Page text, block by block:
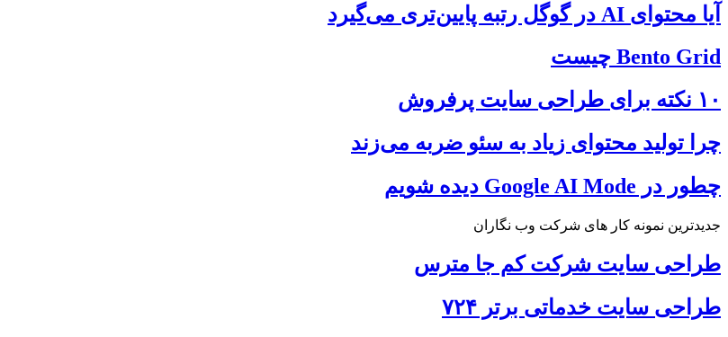
آیا محتوای AI در گوگل رتبه پایین‌تری می‌گیرد
Bento Grid چیست
۱۰ نکته برای طراحی سایت پرفروش
چرا تولید محتوای زیاد به سئو ضربه می‌زند
چطور در Google AI Mode دیده شویم
جدیدترین نمونه کار های شرکت وب نگاران
طراحی سایت شرکت کم جا مترس
طراحی سایت خدماتی برتر ۷۲۴